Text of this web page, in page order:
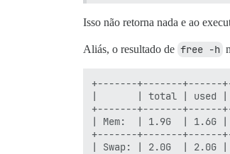
Isso não retorna nada e ao
Aliás, o resultado de free -h
+-------+-------+------
|       | total | used |
+-------+-------+------
| Mem:  | 1.9G  |
+-------+-------+------
| Swap: | 2.0G  |